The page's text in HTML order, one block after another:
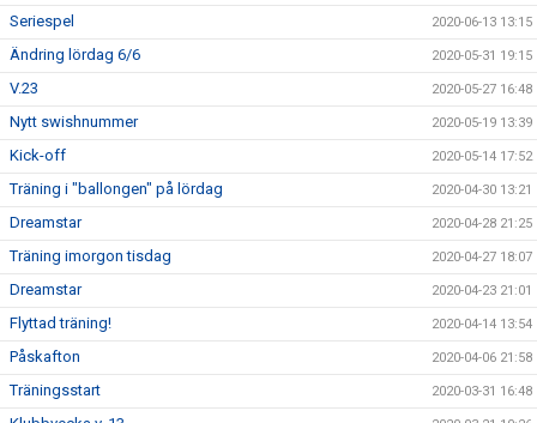
Seriespel 2020-06-13 13:15
Ändring lördag 6/6 2020-05-31 19:15
V.23 2020-05-27 16:48
Nytt swishnummer 2020-05-19 13:39
Kick-off 2020-05-14 17:52
Träning i "ballongen" på lördag 2020-04-30 13:21
Dreamstar 2020-04-28 21:25
Träning imorgon tisdag 2020-04-27 18:07
Dreamstar 2020-04-23 21:01
Flyttad träning! 2020-04-14 13:54
Påskafton 2020-04-06 21:58
Träningsstart 2020-03-31 16:48